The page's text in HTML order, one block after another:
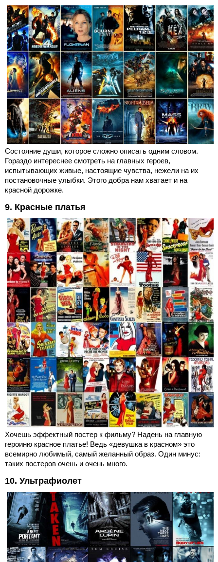
Состояние души, которое сложно описать одним словом.
Гораздо интереснее смотреть на главных героев,
испытывающих живые, настоящие чувства, нежели на их
постановочные улыбки. Этого добра нам хватает и на
красной дорожке.
9. Красные платья
Хочешь эффектный постер к фильму? Надень на главную
героиню красное платье! Ведь «девушка в красном» это
всемирно любимый, самый желанный образ. Один минус:
таких постеров очень и очень много.
10. Ультрафиолет